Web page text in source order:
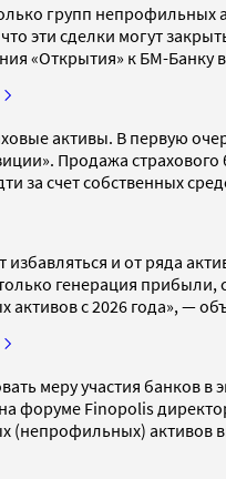
групп непрофильных
эти сделки могут
«Открытия» к БМ-Банку
активы. В первую
Продажа
за счет собственных
избавляться и от ряда
генерация
с 2026 года», —
меру участия банков в
форуме Finopolis
активов